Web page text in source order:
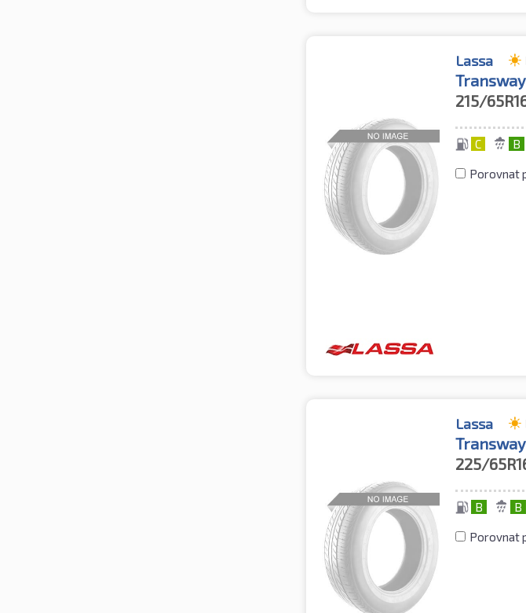
Lassa
Transway
215/
C B
Porovnat
Lassa
Transway
225/
B B
Porovnat